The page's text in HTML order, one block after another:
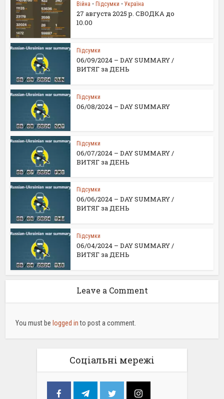
Війна • Підсумки • Україна
27 августа 2025 р. СВОДКА до
10.00
Підсумки
06/09/2024 – DAY SUMMARY /
ВИТЯГ за ДЕНЬ
Підсумки
06/08/2024 – DAY SUMMARY
Підсумки
06/07/2024 – DAY SUMMARY /
ВИТЯГ за ДЕНЬ
Підсумки
06/06/2024 – DAY SUMMARY /
ВИТЯГ за ДЕНЬ
Підсумки
06/04/2024 – DAY SUMMARY /
ВИТЯГ за ДЕНЬ
Leave a Comment
You must be logged into post a comment.
Соціальні мережі